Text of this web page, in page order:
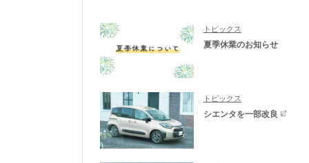
トピックス
夏季休業のお知らせ
トピックス
シエンタを一部改良